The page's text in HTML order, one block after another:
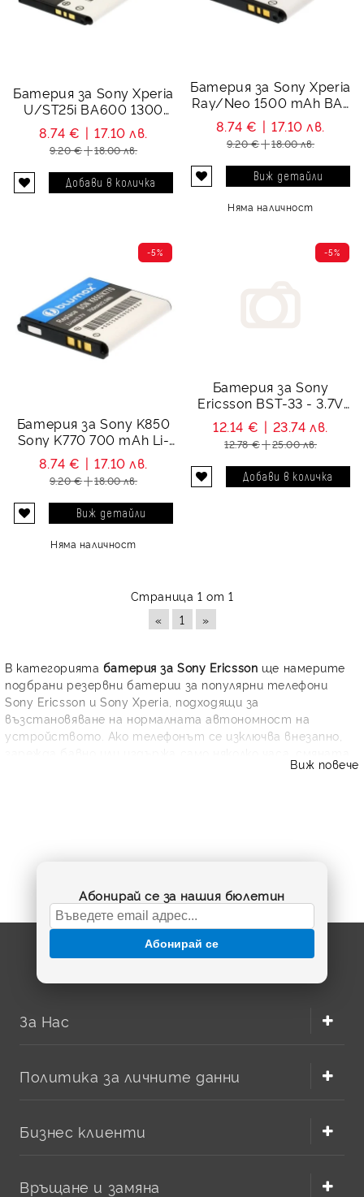
Батерия за Sony Xperia
U/ST25i BA600 1300
mAh
8.74 € 17.10 лв.
9.20 € 18.00 лв.
Батерия за Sony Xperia
Ray/Neo 1500 mAh BA-
700
8.74 € 17.10 лв.
9.20 € 18.00 лв.
Виж детайли
Няма наличност
Батерия за Sony K850
Sony K770 700 mAh Li-
Ion BST-38
-5%
8.74 € 17.10 лв.
9.20 € 18.00 лв.
Виж детайли
Няма наличност
Батерия за Sony
Ericsson BST-33 - 3.7V
900 mAh
-5%
12.14 € 23.74 лв.
12.78 € 25.00 лв.
Страница 1 от 1
«
1 »
В категорията батерия за Sony Ericsson ще намерите
подбрани резервни батерии за популярни телефони
Sony Ericsson и Sony Xperia, подходящи за
възстановяване на нормалната автономност на
устройството. Ако телефонът се изключва внезапно,
на батерията често е най-бързото и изгодно решение.
ясно, за да откриете лесно правилната батерия за Sony
Ericsson според модела на телефона. Наличните
варианти са подходящи за потребители, които търсят
практична замяна без покупка на нов телефон, а
данните за съвместимост помагат да избегнете
грешен избор. Освежете работата на любимото си
Виж повече
Абонирай се за нашия бюлетин
Абонирай се
За Нас
Политика за личните данни
Бизнес клиенти
Връщане и замяна